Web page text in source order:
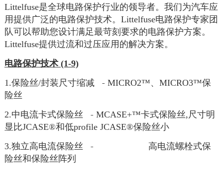
电动车及充电设施 信息与通信技术
可再生能源
家电及消费电子
技术支持
应用案例及指南
技术支援
联系我们
信息反馈
Littelfuse是全球电路保护行业的领导者。我们为汽车应
用提供广泛的电路保护技术。 Littelfuse电路保护专家团
队可以帮助您设计满足最苛刻要求的电路保护方案。
Littelfuse提供过流和过压应用的解决方案。
电路保护技术(1-9)
1.保险丝/封装尺寸缩减 -MICRO2™、 MICRO3™保
险丝
2.中电流卡式保险丝 - MCASE+™卡式保险丝,尺寸明
显比JCASE®和低profile JCASE®保险丝小
3.独立高电流保险丝 -
高电流螺栓式保
险丝和保险丝阵列